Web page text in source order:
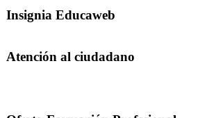
Insignia Educaweb
Atención al ciudadano